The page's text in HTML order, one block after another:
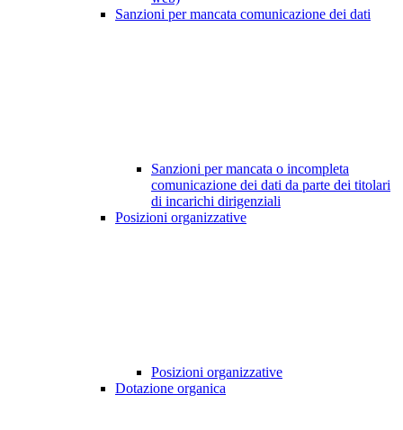
Sanzioni per mancata comunicazione dei dati
Sanzioni per mancata o incompleta
comunicazione dei dati da parte dei titolari
di incarichi dirigenziali
Posizioni organizzative
Posizioni organizzative
Dotazione organica